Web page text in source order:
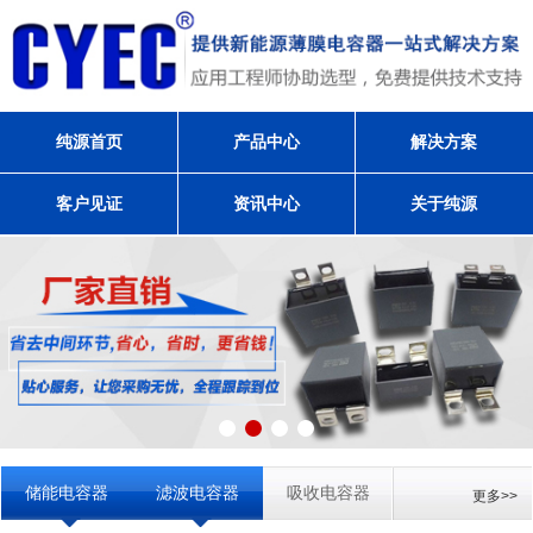
纯源首页 产品中心 解决方案
客户见证 资讯中心 关于纯源
储能电容器 滤波电容器 吸收电容器 更多>>